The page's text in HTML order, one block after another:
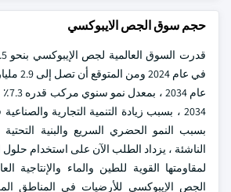
حجم سوق الجص الايبوكسي
في عام
2034 ، بسبب زيادة التنمية التجارية
بسبب النمو الحضري السريع والبنية
الناشئة ، يزداد الطلب الآن على استخدام
لمقاومتها القوية للطين والماء والإنتاجية
الجص الإيبوكسي للأرضيات في المناطق